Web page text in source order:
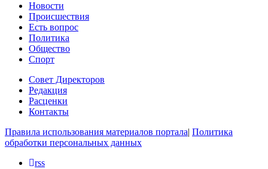
Новости
Происшествия
Есть вопрос
Политика
Общество
Спорт
Совет Директоров
Редакция
Расценки
Контакты
Правила использования материалов портала| Политика
обработки персональных данных
rss